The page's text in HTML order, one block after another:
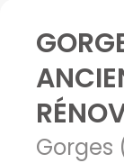
Gorges